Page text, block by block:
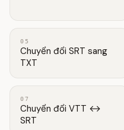
05
Chuyển đổi SRT sang
TXT
07
Chuyển đổi VTT ↔
SRT